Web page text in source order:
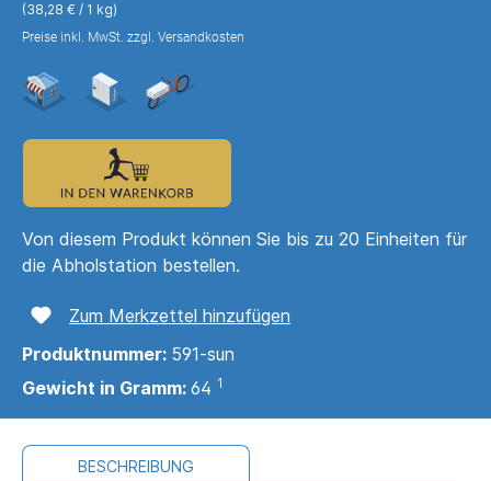
(38,28 € / 1 kg)
Preise inkl. MwSt. zzgl. Versandkosten
Von diesem Produkt können Sie bis zu 20 Einheiten für
die Abholstation bestellen.
Zum Merkzettel hinzufügen
Produktnummer: 591-sun
Gewicht in Gramm: 64 1
BESCHREIBUNG